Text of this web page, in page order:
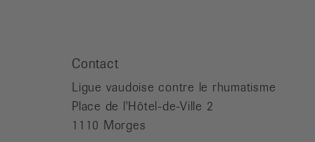
Contact
Ligue vaudoise contre le rhumatisme
Place de l'Hôtel-de-Ville 2
1110 Morges